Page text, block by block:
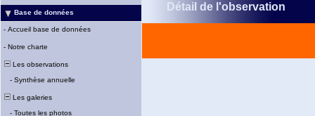
Base de données
- Accueil base de données
- Notre charte
Les observations
- Synthèse annuelle
Les galeries
- Toutes les photos
Détail de l'observation